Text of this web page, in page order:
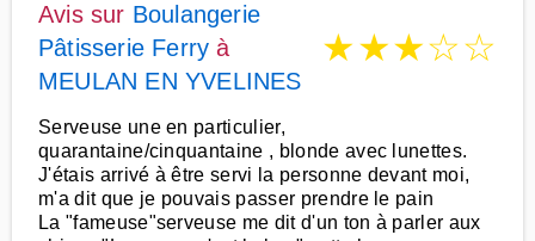
Avis sur Boulangerie
Pâtisserie Ferry à
MEULAN EN YVELINES
★★★☆☆
Serveuse une en particulier,
quarantaine/cinquantaine , blonde avec lunettes.
J'étais arrivé à être servi la personne devant moi,
m'a dit que je pouvais passer prendre le pain
La "fameuse"serveuse me dit d'un ton à parler aux